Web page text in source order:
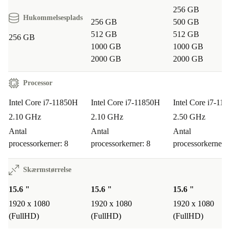
Er Precision 3561 egnet til hjemmearbejde og online
møder?Absolut! Med FullHD webcam, mikrofon og
stabil WiFi-forbindelse er du klar til alle slags virtuelle
Hvorfor vælge refurbished fra refurbed?
Garanti og tryghed
30 dages gratis retur – prøv computeren i ro og mag derhjemme
Skift til Dell Precision 3561 fra refurbed og oplev,
hvordan høj ydeevne og ansvarlighed går hånd i hånd.
Hukommelsesplads
256 GB
256 GB
512 GB
1000 GB
2000 GB
256 GB
500 GB
512 GB
1000 GB
2000 GB
Processor
Intel Core i7-11850H
2.10 GHz
Antal
processorkerner: 8
Intel Core i7-11850H
2.10 GHz
Antal
processorkerner: 8
Intel Core i7-
2.50 GHz
Antal
processorkerner:
Skærmstørrelse
15.6 "
1920 x 1080
(FullHD)
15.6 "
1920 x 1080
(FullHD)
15.6 "
1920 x 1080
(FullHD)